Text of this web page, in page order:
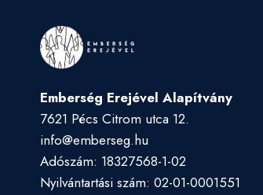
Emberség Erejével Alapítvány
7621 Pécs Citrom utca 12.
info@emberseg.hu
Adószám: 18327568-1-02
Nyilvántartási szám: 02-01-0001551